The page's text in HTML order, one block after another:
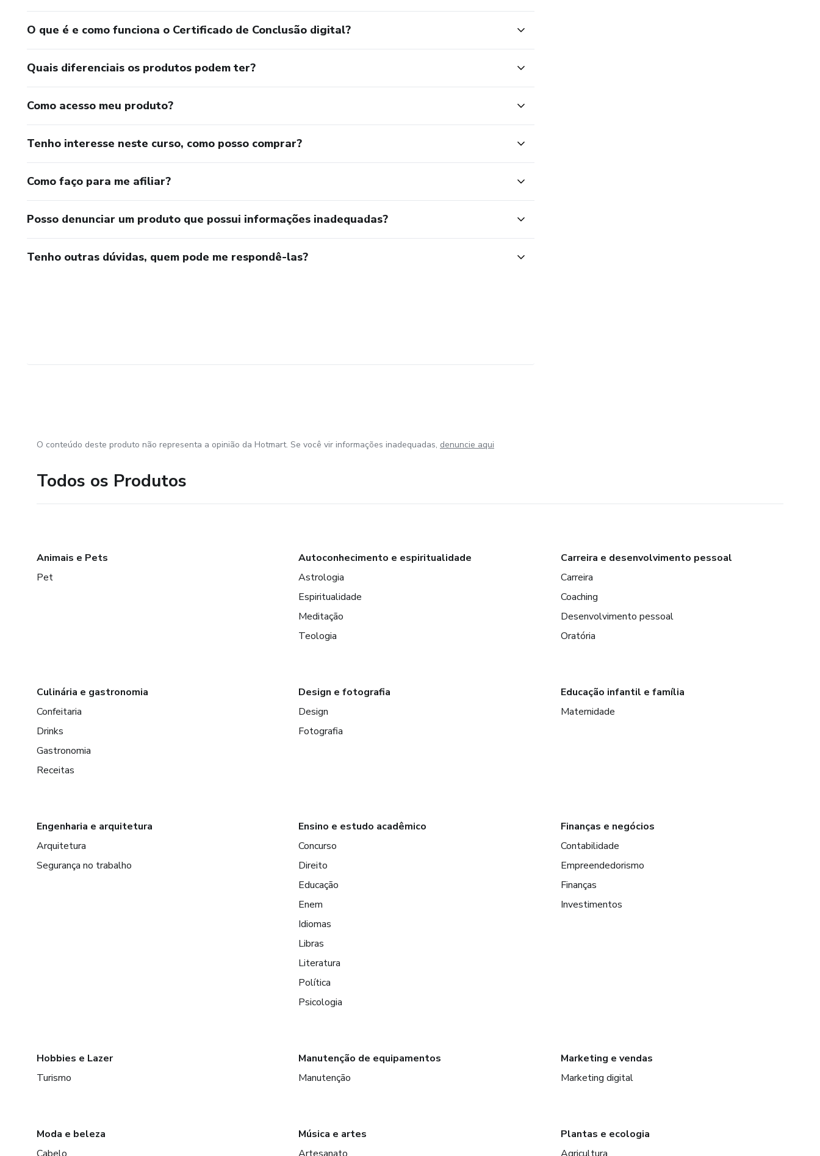
O que é e como funciona o Certificado de Conclusão digital?
Quais diferenciais os produtos podem ter?
Como acesso meu produto?
Tenho interesse neste curso, como posso comprar?
Como faço para me afiliar?
Posso denunciar um produto que possui informações inadequadas?
Tenho outras dúvidas, quem pode me respondê-las?
O conteúdo deste produto não representa a opinião da Hotmart. Se você vir informações inadequadas, denuncie aqui
Todos os Produtos
Animais e Pets
Pet
Autoconhecimento e espiritualidade
Astrologia
Espiritualidade
Meditação
Teologia
Carreira e desenvolvimento pessoal
Carreira
Coaching
Desenvolvimento pessoal
Oratória
Culinária e gastronomia
Confeitaria
Drinks
Gastronomia
Receitas
Design e fotografia
Design
Fotografia
Educação infantil e família
Maternidade
Engenharia e arquitetura
Arquitetura
Segurança no trabalho
Ensino e estudo acadêmico
Concurso
Direito
Educação
Enem
Idiomas
Libras
Literatura
Política
Psicologia
Finanças e negócios
Contabilidade
Empreendedorismo
Finanças
Investimentos
Hobbies e Lazer
Turismo
Manutenção de equipamentos
Manutenção
Marketing e vendas
Marketing digital
Moda e beleza
Música e artes
Plantas e ecologia